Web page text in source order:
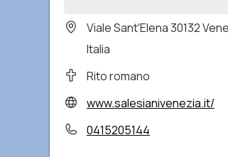
Viale Sant'Elena 30132
Italia
Rito romano
www.salesianivenezia.it/
0415205144